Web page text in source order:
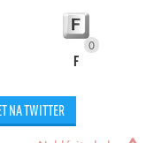
0
F
NA TWITTER